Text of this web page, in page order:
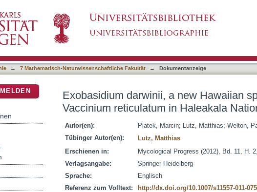
Park
→ 7 Mathematisch-Naturwissenschaftliche Fakultät → Dokumentanzeige
Exobasidium darwinii, a new Hawaiian
Vaccinium reticulatum in Haleakala
Autor(en): Piatek, Marcin; Lutz, Matthias; Welton,
Tübinger Autor(en):
Lutz, Matthias
Erschienen in:
Mycological Progress (2012), Bd. 11, H.
Verlagsangabe:
Springer Heidelberg
Sprache:
Englisch
Referenz zum Volltext:
http://dx.doi.org/10.1007/s11557-011-